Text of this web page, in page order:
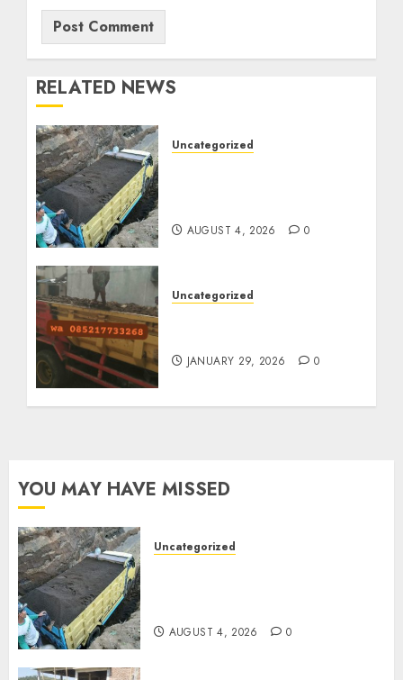
RELATED NEWS
Uncategorized
AUGUST 4, 2026 0
Uncategorized
JANUARY 29, 2026 0
YOU MAY HAVE MISSED
Uncategorized
AUGUST 4, 2026 0